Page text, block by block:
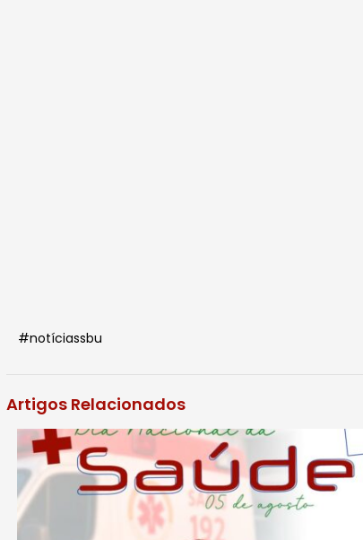
#notíciassbu
Artigos Relacionados